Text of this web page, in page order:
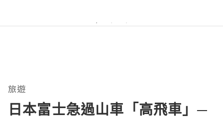
旅遊
日本富士急過山車「高飛車」─